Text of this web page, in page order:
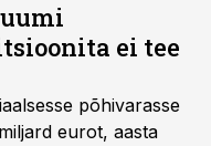
ei tee
põhivarasse
eurot, aasta